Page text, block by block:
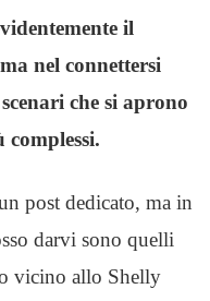
il
nel connettersi
che si aprono
complessi.
post dedicato, ma in
darvi sono quelli
vicino allo Shelly